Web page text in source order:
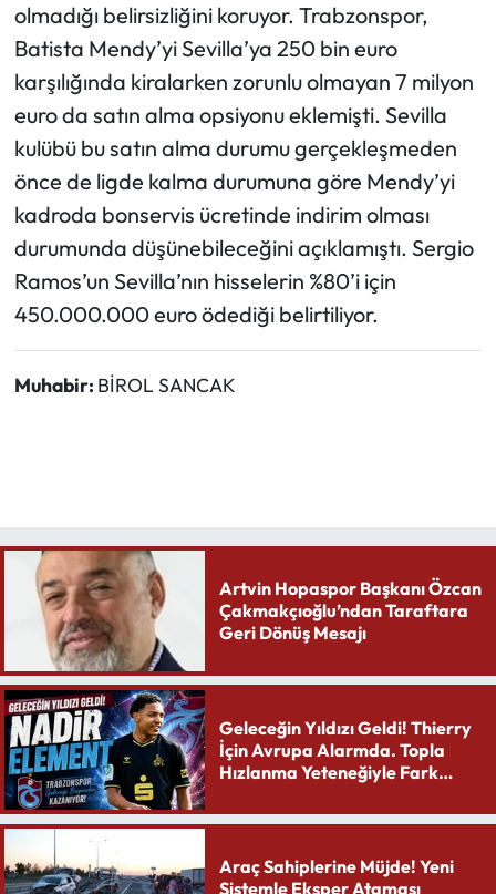
olmadığı belirsizliğini koruyor. Trabzonspor,
Batista Mendy’yi Sevilla’ya 250 bin euro
karşılığında kiralarken zorunlu olmayan 7 milyon
euro da satın alma opsiyonu eklemişti. Sevilla
kulübü bu satın alma durumu gerçekleşmeden
önce de ligde kalma durumuna göre Mendy’yi
kadroda bonservis ücretinde indirim olması
durumunda düşünebileceğini açıklamıştı. Sergio
Ramos’un Sevilla’nın hisselerin %80’i için
450.000.000 euro ödediği belirtiliyor.
Muhabir: BİROL SANCAK
Artvin Hopaspor Başkanı Özcan
Çakmakçıoğlu’ndan Taraftara
Geri Dönüş Mesajı
Geleceğin Yıldızı Geldi! Thierry
İçin Avrupa Alarmda. Topla
Hızlanma Yeteneğiyle Fark
Araç Sahiplerine Müjde! Yeni
Sistemle Eksper Ataması